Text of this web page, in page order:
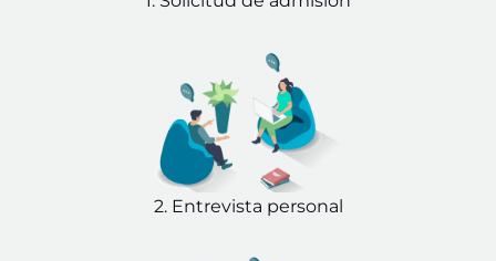
2. Entrevista personal